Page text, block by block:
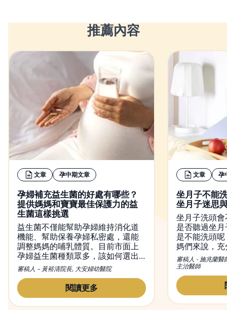
推薦內容
文章 孕中期文章
孕婦補充益生菌的好處有哪些？
提供媽媽和寶寶最佳保護力的益
生菌這樣挑選
益生菌不僅能幫助孕婦維持消化道
機能、幫助保養孕婦私密處，還能
調整媽媽的哺乳體質。目前市面上
孕婦益生菌種類眾多，該如何選出
適合的益生菌？又該何時吃益生
菌？本文將會介紹益生菌對孕婦的
功效，吃益生菌正確的方法及時
間，並提供挑益生菌的小撇步。
審稿人 – 黃裕清院長, 大安婦幼醫院
閱讀更多
文章 孕
坐月子不能
坐月子迷思
坐月子洗頭
是否聽過坐
是不能洗頭
媽們來說，
不可或缺的
觀念，便是
內好好休息
變，觀念也
月子洗頭的
與禁忌，幫
審稿人 - 施兆蘭醫
主治醫師